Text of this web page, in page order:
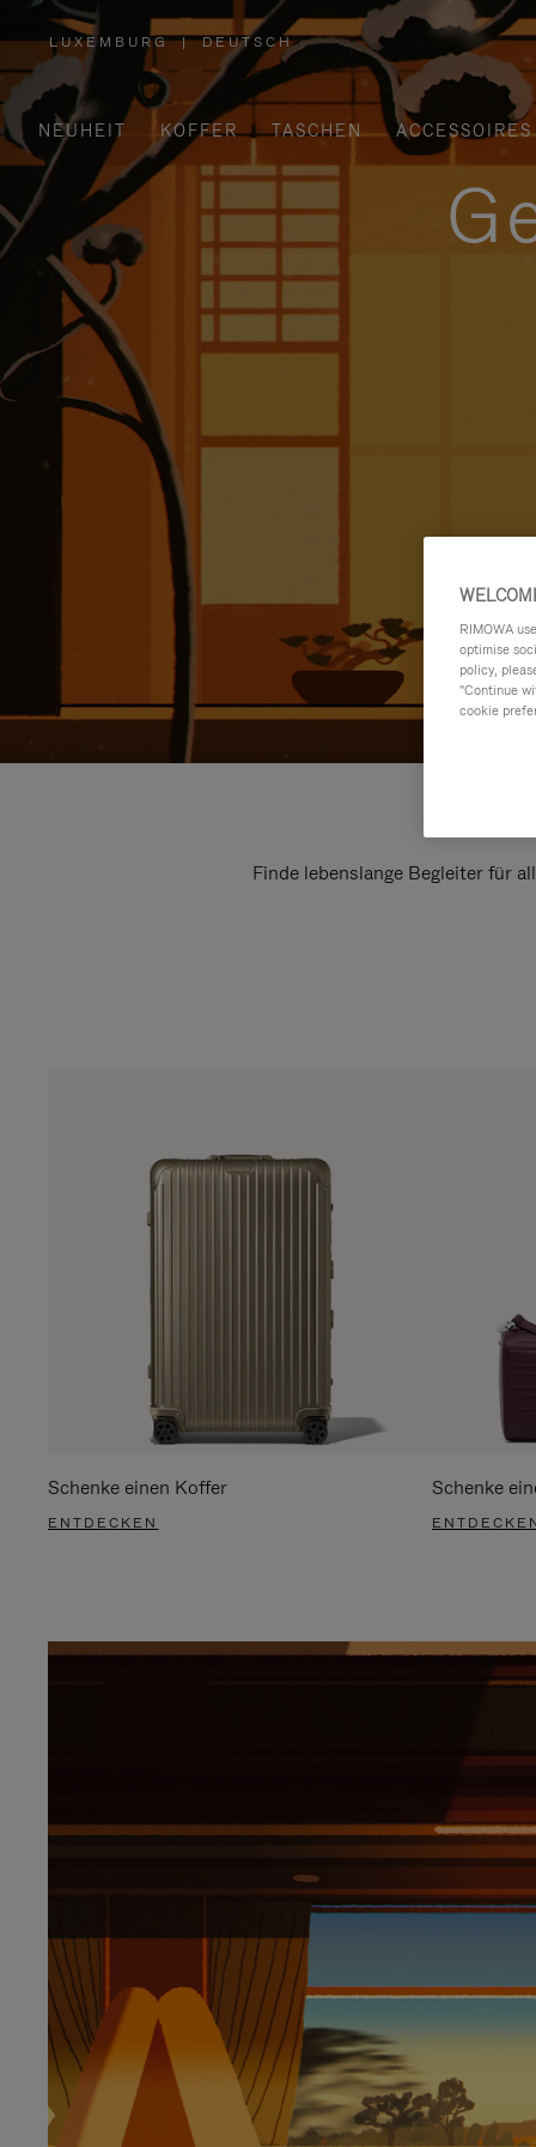
LUXEMBURG
,
WÄHLEN
SIE
IHRE
REGION
AUS
| DEUTSCH
NEUHEIT KOFFER TASCHEN ACCESSOIRES
Finde lebenslange Begleiter für
Schenke einen Koffer
ENTDECKEN
Schenke
RIMOWA
optimise
policy,
"Continue
cookie